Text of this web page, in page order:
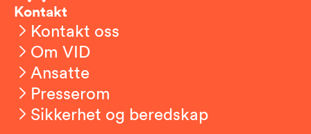
Kontakt
Kontakt oss
Om VID
Ansatte
Presserom
Sikkerhet og beredskap